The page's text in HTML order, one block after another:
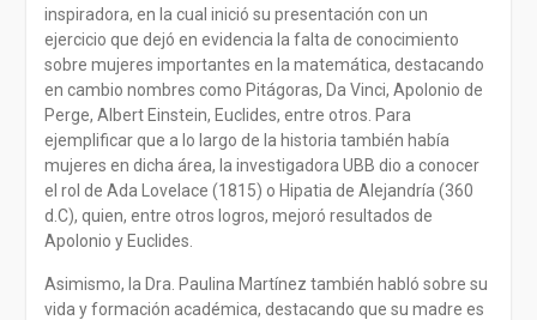
inspiradora, en la cual inició su presentación con un
ejercicio que dejó en evidencia la falta de conocimiento
sobre mujeres importantes en la matemática, destacando
en cambio nombres como Pitágoras, Da Vinci, Apolonio de
Perge, Albert Einstein, Euclides, entre otros. Para
ejemplificar que a lo largo de la historia también había
mujeres en dicha área, la investigadora UBB dio a conocer
el rol de Ada Lovelace (1815) o Hipatia de Alejandría (360
d.C), quien, entre otros logros, mejoró resultados de
Apolonio y Euclides.
Asimismo, la Dra. Paulina Martínez también habló sobre su
vida y formación académica, destacando que su madre es